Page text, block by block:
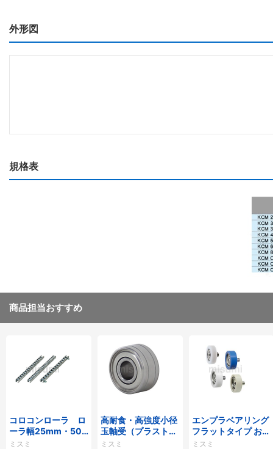
外形図
規格表
商品担当おすすめ
コロコンローラ ロ
ーラ幅25mm・50
mmタイプ
ミスミ
高耐食・高強度小径
玉軸受（プラストロ
ベアリング）
ミスミ
エンプラベアリング
フラットタイプ おね
じ付
ミスミ